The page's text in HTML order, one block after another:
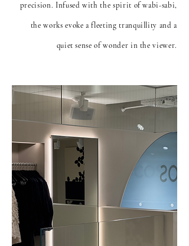
precision. Infused with the spirit of wabi-sabi,
the works evoke a fleeting tranquillity and a
quiet sense of wonder in the viewer.